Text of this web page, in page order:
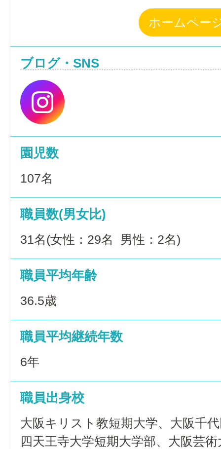
ホームペー
ブログ・SNS
園児数
107名
職員数(男女比)
31名(女性：29名 男性：2名)
職員平均年齢
36.5歳
職員平均継続年数
6年
職員出身校
大阪キリスト教短期大学、大阪千
四天王寺大学短期大学部、大阪芸